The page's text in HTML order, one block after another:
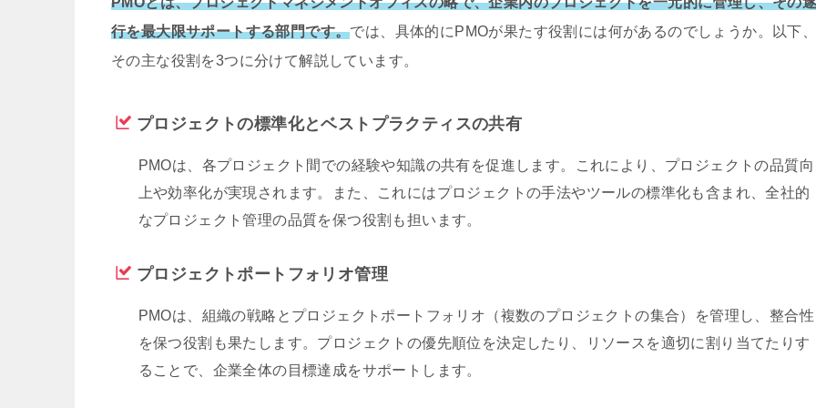
行を最大限サポートする部門です。では、具体的にPMOが果たす役割には何があるのでしょうか。以下
その主な役割を3つに分けて解説しています。
プロジェクトの標準化とベストプラクティスの共有
PMOは、各プロジェクト間での経験や知識の共有を促進します。これにより、プロジェクトの品質向
上や効率化が実現されます。また、これにはプロジェクトの手法やツールの標準化も含まれ、全社的
なプロジェクト管理の品質を保つ役割も担います。
プロジェクトポートフォリオ管理
PMOは、組織の戦略とプロジェクトポートフォリオ（複数のプロジェクトの集合）を管理し、整合性
を保つ役割も果たします。プロジェクトの優先順位を決定したり、リソースを適切に割り当てたりす
ることで、企業全体の目標達成をサポートします。